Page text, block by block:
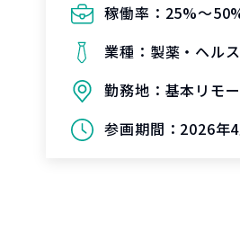
稼働率： 25%〜
業種： 製薬・ヘル
勤務地： 基本リモ
参画期間： 2026年